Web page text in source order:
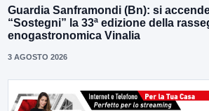
Guardia Sanframondi (Bn): si
“Sostegni” la 33ª edizione della
enogastronomica Vinalia
3 AGOSTO 2026